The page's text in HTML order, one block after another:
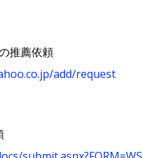
推薦依頼
add/request